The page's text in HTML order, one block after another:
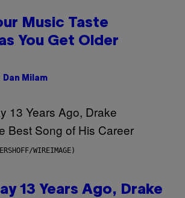
Music Taste
You Get Older
Dan Milam
WIREIMAGE)
13 Years Ago, Drake